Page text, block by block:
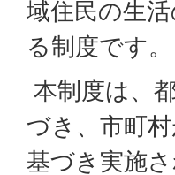
域住民の生
る制度です。
本制度は、
づき、市町
基づき実施